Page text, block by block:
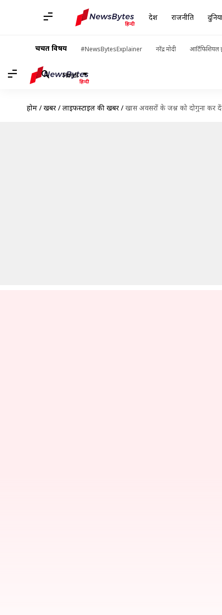
देश राजनीति
चर्चित विषय #NewsBytesExplainer नरेंद्र मोदी
Hindi
होम / खबरें / लाइफस्टाइल की खबरें / खास अवसरों के जश्न को दोगुना कर